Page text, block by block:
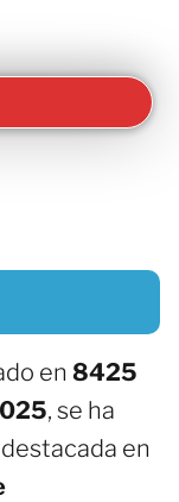
en 8425
, se ha
en